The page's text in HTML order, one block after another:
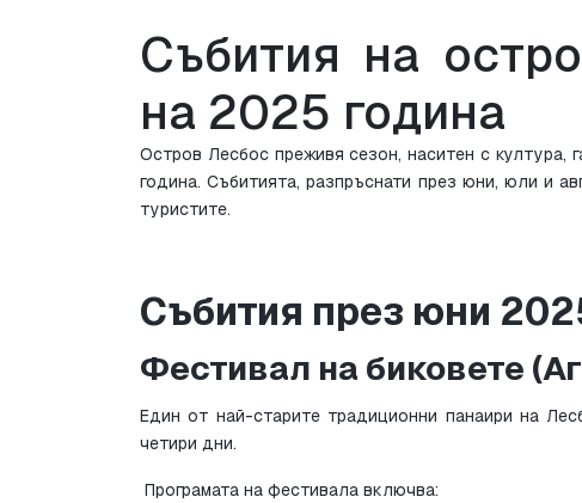
Събития на
на 2025 година
Остров Лесбос преживя сезон, наситен с култура,
година. Събитията, разпръснати през юни, юли и
туристите.
Събития през юни
Фестивал на биковете
Един от най-старите традиционни панаири на
четири дни.
Програмата на фестивала включва: